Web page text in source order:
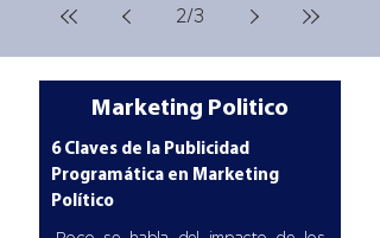
2/3
Marketing Politico
6 Claves de la Publicidad
Programática en Marketing
Político